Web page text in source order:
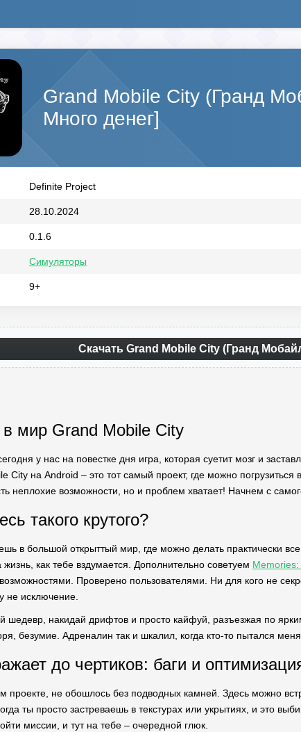
Grand Mobile City (Гранд
Много денег]
Definite Project
28.10.2024
0.1.6
Симуляторы
9+
Скачать Grand Mobile City (Гранд
мир Grand Mobile City
у нас на повестке дня игра, которая суетит мозг и
City на Android – это тот самый проект, где можно
неплохие возможности, но и проблем хватает! Начнем с
такого крутого?
в большой открыттый мир, где можно делать практически
жизнь, как тебе вздумается. Дополнительно советуем
Проверено пользователями. Ни для кого не
не исключение.
шедевр, накидай дрифтов и просто кайфуй, разъезжая по
безумие. Адреналин так и шкалил, когда кто-то пытался
до чертиков: баги и
проекте, не обошлось без подводных камней. Здесь можно
ты просто застреваешь в текстурах или укрытиях, и это
миссии, и тут на тебе – очередной глюк.